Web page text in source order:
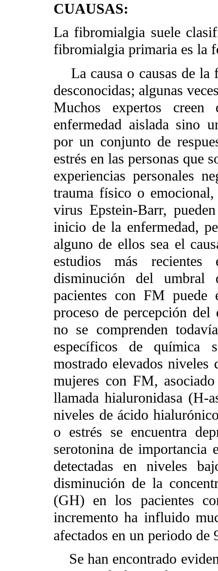
CUAUSAS:
La fibromialgia suele
fibromialgia primaria es la
La causa o causas de la
desconocidas; algunas
Muchos expertos
enfermedad aislada sino
por un conjunto de
estrés en las personas que
experiencias personales
trauma físico o
virus Epstein-Barr,
inicio de la enfermedad,
alguno de ellos sea el
estudios más
disminución del umbral
pacientes con FM puede
proceso de percepción
no se comprenden
específicos de química
mostrado elevados
mujeres con FM,
llamada hialuronidasa (H-
niveles de ácido
o estrés se encuentra
serotonina de
detectadas en niveles
disminución de la
(GH) en los pacientes
incremento ha influido
afectados en un periodo de
Se han encontrado